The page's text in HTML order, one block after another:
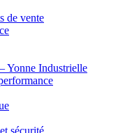
de vente
Yonne Industrielle
sécurité